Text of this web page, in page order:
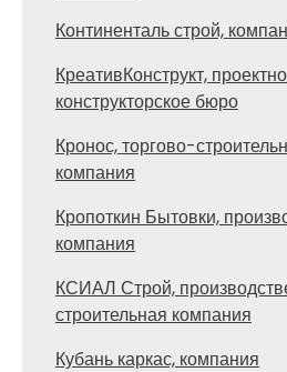
Континенталь строй,
КреативКонструкт,
конструкторское бюро
Кронос, торгово-
компания
Кропоткин Бытовки,
компания
КСИАЛ Строй,
строительная компания
Кубань каркас, компания